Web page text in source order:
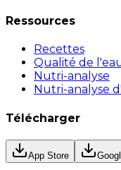
Ressources
Recettes
Qualité de
Nutri-analyse
Nutri-analyse
Télécharger
App Store